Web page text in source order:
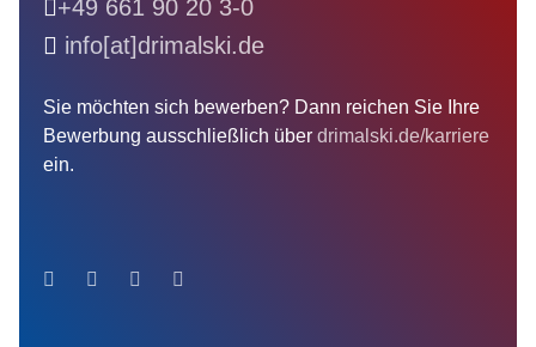
+49 661 90 20 3-0
info[at]drimalski.de
Sie möchten sich bewerben? Dann reichen Sie Ihre
Bewerbung ausschließlich über drimalski.de/karriere
ein.